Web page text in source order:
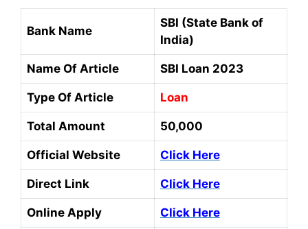
Bank Name
SBI (State Bank of
India)
Name Of Article SBI Loan 2023
Type Of Article Loan
Total Amount 50,000
Official Website Click Here
Direct Link Click Here
Online Apply Click Here